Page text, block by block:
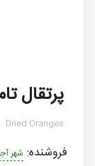
پرتقال
Dried Oranges
فروشنده: شهر